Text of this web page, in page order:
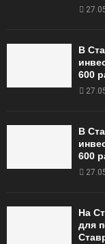
В
600
В
600
На
для